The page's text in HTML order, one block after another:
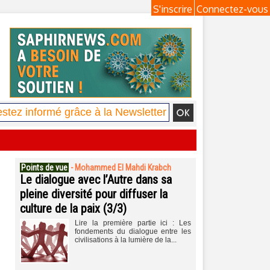
Connectez-vous
S'inscrire
Points de vue - Mohammed El Mahdi Krabch
Le dialogue avec l’Autre dans sa
pleine diversité pour diffuser la
culture de la paix (3/3)
Lire la première partie ici : Les
fondements du dialogue entre les
civilisations à la lumière de la...